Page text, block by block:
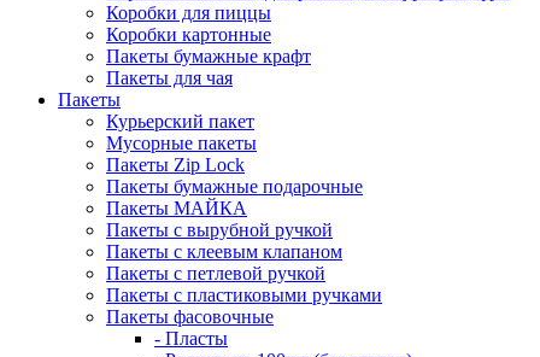
Коробки для пиццы
Коробки картонные
Пакеты бумажные крафт
Пакеты для чая
Пакеты
Курьерский пакет
Мусорные пакеты
Пакеты Zip Lock
Пакеты бумажные подарочные
Пакеты МАЙКА
Пакеты с вырубной ручкой
Пакеты с клеевым клапаном
Пакеты с петлевой ручкой
Пакеты с пластиковыми ручками
Пакеты фасовочные
- Пласты